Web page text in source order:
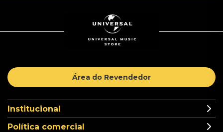
Área do Revendedor
Institucional
Política comercial